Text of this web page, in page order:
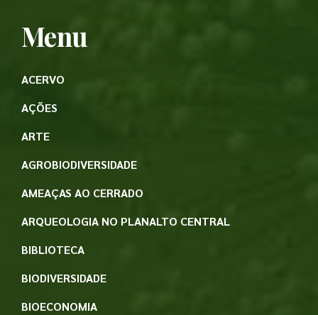
Menu
ACERVO
AÇÕES
ARTE
AGROBIODIVERSIDADE
AMEAÇAS AO CERRADO
ARQUEOLOGIA NO PLANALTO CENTRAL
BIBLIOTECA
BIODIVERSIDADE
BIOECONOMIA